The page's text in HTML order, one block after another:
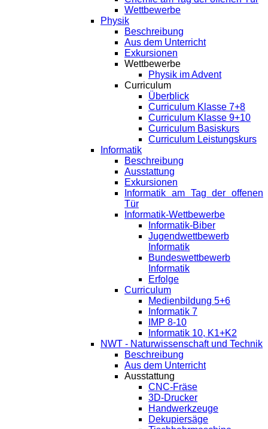
Wettbewerbe
Physik
Beschreibung
Aus dem Unterricht
Exkursionen
Wettbewerbe
Physik im Advent
Curriculum
Überblick
Curriculum Klasse 7+8
Curriculum Klasse 9+10
Curriculum Basiskurs
Curriculum Leistungskurs
Informatik
Beschreibung
Ausstattung
Exkursionen
Informatik am Tag der offenen
Tür
Informatik-Wettbewerbe
Informatik-Biber
Jugendwettbewerb
Informatik
Bundeswettbewerb
Informatik
Erfolge
Curriculum
Medienbildung 5+6
Informatik 7
IMP 8-10
Informatik 10, K1+K2
NWT - Naturwissenschaft und Technik
Beschreibung
Aus dem Unterricht
Ausstattung
CNC-Fräse
3D-Drucker
Handwerkzeuge
Dekupiersäge